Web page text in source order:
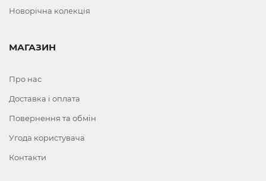
Новорічна колекція
МАГАЗИН
Про нас
Доставка і оплата
Повернення та обмін
Угода користувача
Контакти